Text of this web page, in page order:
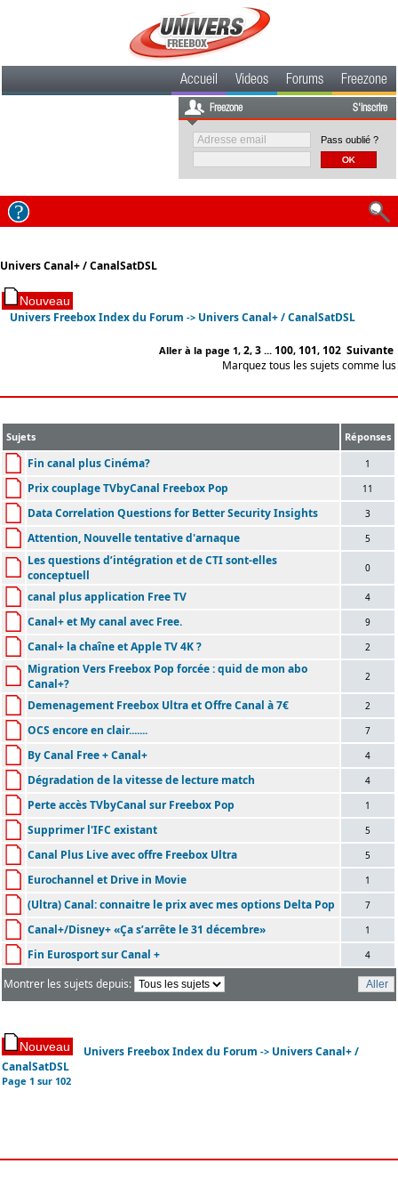
Accueil Videos Forums Freezone
Freezone S'inscrire
Pass oublié ?
Univers Canal+ / CanalSatDSL
Univers Freebox Index du Forum -> Univers Canal+ / CanalSatDSL
Aller à la page 1, 2, 3... 100, 101, 102 Suivante
Marquez tous les sujets comme lus
Sujets Réponses
Fin canal plus Cinéma? 1
Prix couplage TVbyCanal Freebox Pop 11
Data Correlation Questions for Better Security Insights 3
Attention, Nouvelle tentative d'arnaque 5
Les questions d’intégration et de CTI sont-elles
conceptuell
0
canal plus application Free TV 4
Canal+ et My canal avec Free. 9
Canal+ la chaîne et Apple TV 4K ? 2
Migration Vers Freebox Pop forcée : quid de mon abo
Canal+?
2
Demenagement Freebox Ultra et Offre Canal à 7€ 2
OCS encore en clair....... 7
By Canal Free + Canal+ 4
Dégradation de la vitesse de lecture match 4
Perte accès TVbyCanal sur Freebox Pop 1
Supprimer l'IFC existant 5
Canal Plus Live avec offre Freebox Ultra 5
Eurochannel et Drive in Movie 1
(Ultra) Canal: connaitre le prix avec mes options Delta Pop 7
Canal+/Disney+ «Ça s’arrête le 31 décembre» 1
Fin Eurosport sur Canal + 4
Montrer les sujets depuis:
Univers Freebox Index du Forum -> Univers Canal+ /
CanalSatDSL
Page1 sur102